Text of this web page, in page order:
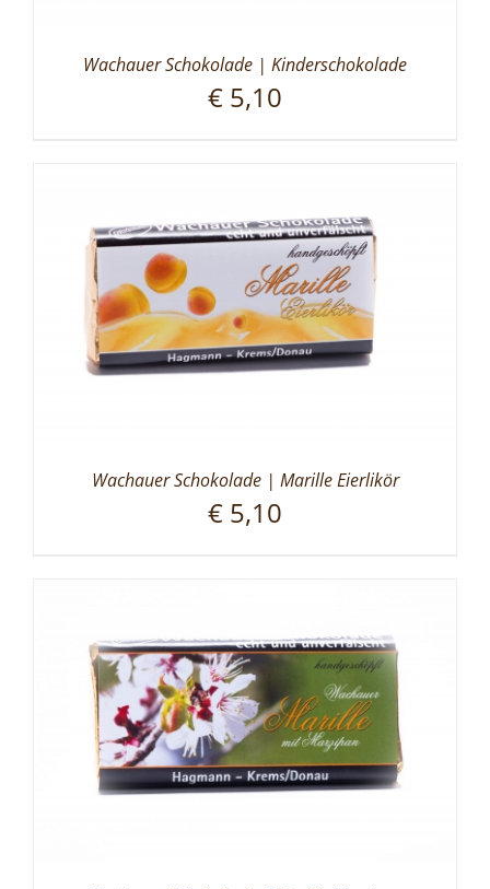
Wachauer Schokolade | Kinderschokolade
€ 5,10
Wachauer Schokolade | Marille Eierlikör
€ 5,10